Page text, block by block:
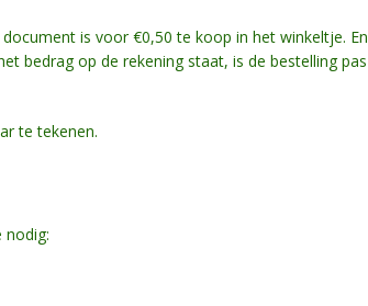
is voor €0,50 te koop in het winkeltje. En
bedrag op de rekening staat, is de bestelling pas
te tekenen.
nodig: